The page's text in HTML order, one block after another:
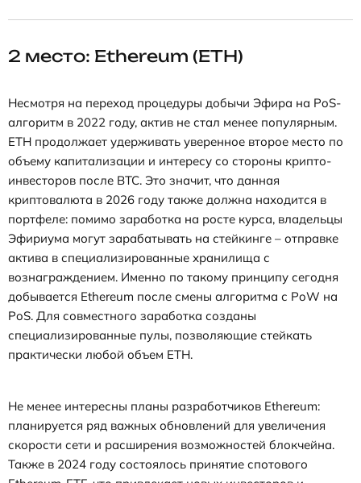
2 место: Ethereum (ETH)
Несмотря на переход процедуры добычи Эфира на PoS-
алгоритм в 2022 году, актив не стал менее популярным.
ETH продолжает удерживать уверенное второе место по
объему капитализации и интересу со стороны крипто-
инвесторов после BTC. Это значит, что данная
криптовалюта в 2026 году также должна находится в
портфеле: помимо заработка на росте курса, владельцы
Эфириума могут зарабатывать на стейкинге – отправке
актива в специализированные хранилища с
вознаграждением. Именно по такому принципу сегодня
добывается Ethereum после смены алгоритма с PoW на
PoS. Для совместного заработка созданы
специализированные пулы, позволяющие стейкать
практически любой объем ETH.
Не менее интересны планы разработчиков Ethereum:
планируется ряд важных обновлений для увеличения
скорости сети и расширения возможностей блокчейна.
Также в 2024 году состоялось принятие спотового